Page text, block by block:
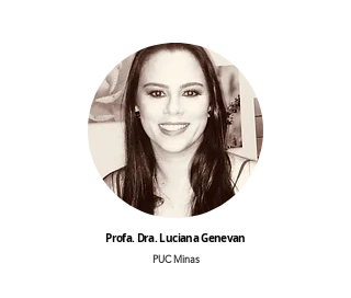
Profa. Dra. Luciana Genevan
PUC Minas